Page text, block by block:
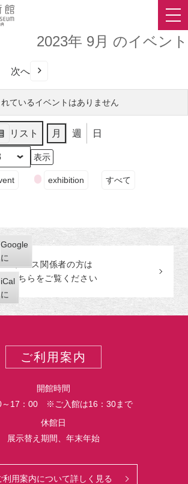
2023年 9月 のイベント
次へ
ているイベントはありません
リスト 月 週 日
exhibition すべて
で
で
Google
に
iCal
に
プレス関係者の方は
こちらをご覧ください
ご利用案内
開館時間
～17：00 ※ご入館は16：30まで
休館日
展示替え期間、年末年始
利用案内について詳しく見る